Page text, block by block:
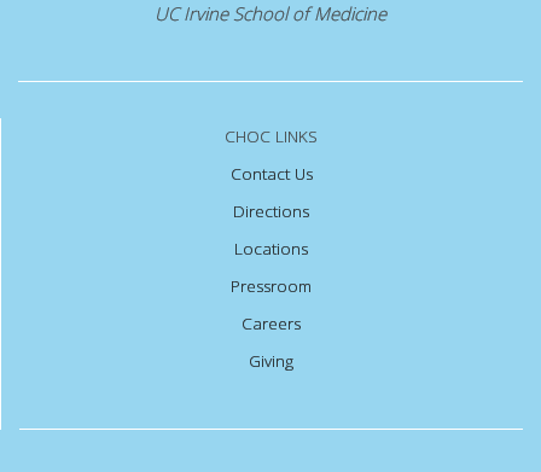
UC Irvine School of Medicine
CHOC LINKS
Contact Us
Directions
Locations
Pressroom
Careers
Giving